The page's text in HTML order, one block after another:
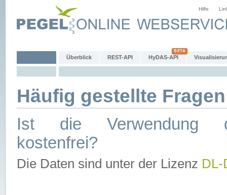
Hilfe
Überblick REST-API HyDAS-API
Häufig gestellte
Ist die Verwendung
kostenfrei?
Die Daten sind unter der Lizenz